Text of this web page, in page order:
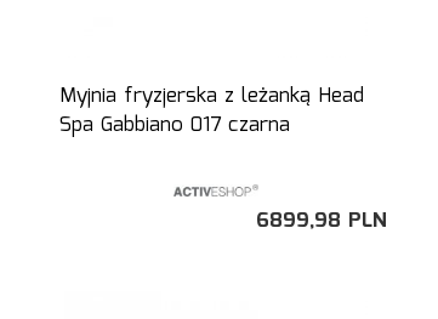
Myjnia fryzjerska z leżanką Head
Spa Gabbiano 017 czarna
6899,98 PLN